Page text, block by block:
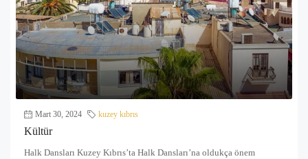
Mart 30, 2024 kuzey kıbrıs
Kültür
Halk Dansları Kuzey Kıbrıs’ta Halk Dansları’na oldukça önem